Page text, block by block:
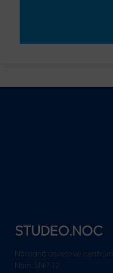
STUDEO.NOC
Národné osvetové centrum
Nám. SNP 12